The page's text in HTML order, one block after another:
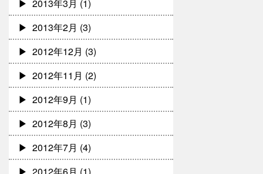
2013年3月 (1)
2013年2月 (3)
2012年12月 (3)
2012年11月 (2)
2012年9月 (1)
2012年8月 (3)
2012年7月 (4)